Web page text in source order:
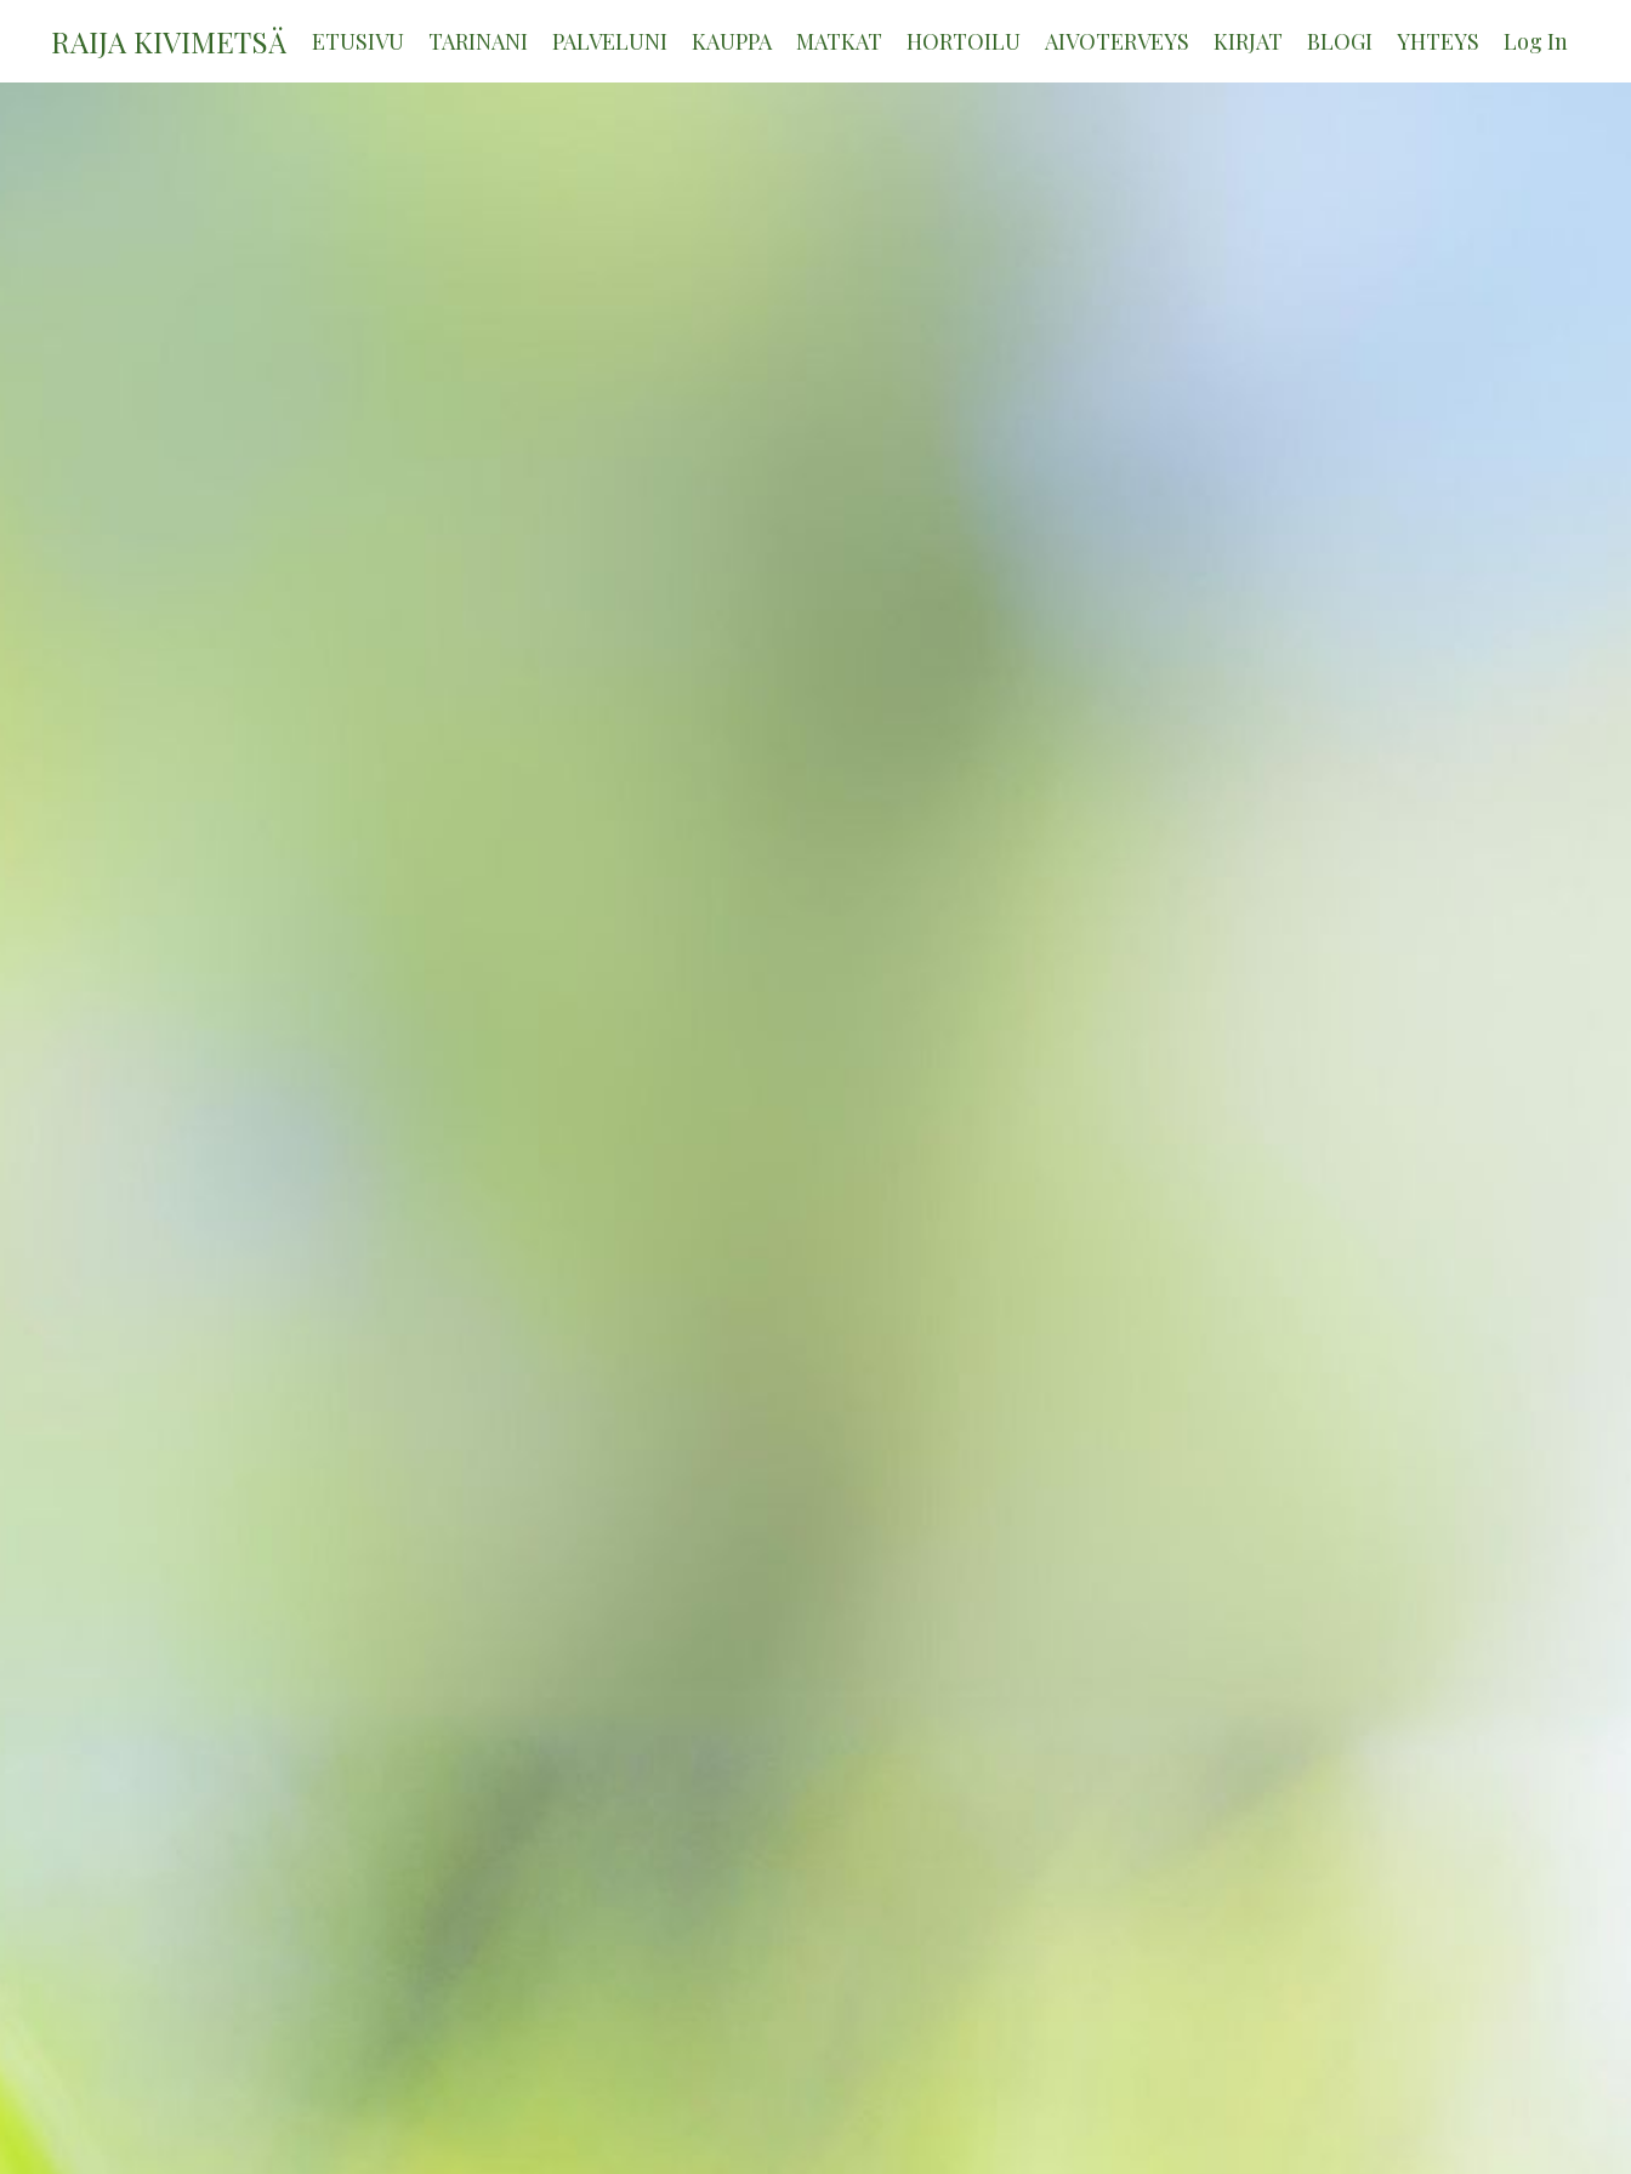
RAIJA KIVIMETSÄ ETUSIVU TARINANI PALVELUNI KAUPPA MATKAT HORTOILU AIVOTERVEYS KIRJAT BLOGI YHTEYS Log In